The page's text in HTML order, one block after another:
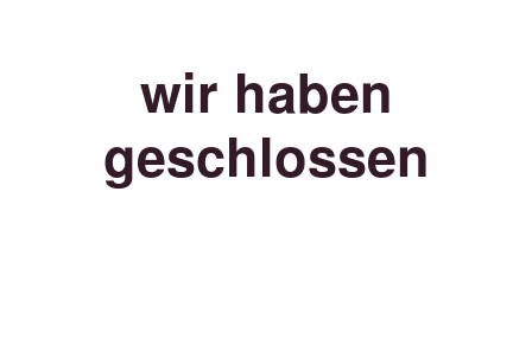
wir haben
geschlossen